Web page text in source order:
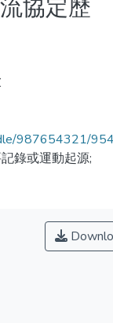
協定歷
987654321/
錄或運動起源;